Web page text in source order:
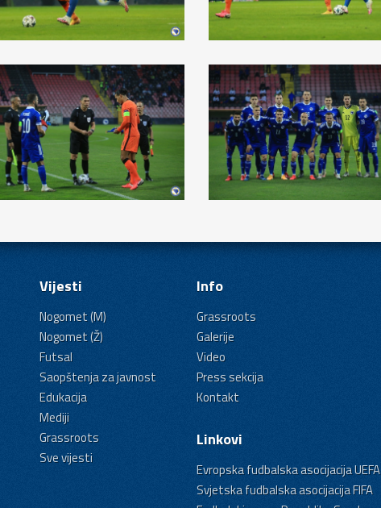
Vijesti
Nogomet (M)
Nogomet (Ž)
Futsal
Saopštenja za javnost
Edukacija
Mediji
Grassroots
Sve vijesti
Info
Grassroots
Galerije
Video
Press sekcija
Kontakt
Linkovi
Evropska fudbalska asocijacija UEFA
Svjetska fudbalska asocijacija FIFA